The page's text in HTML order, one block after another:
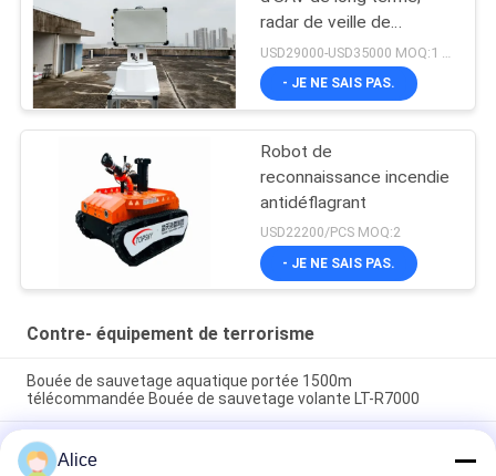
radar de veille de
bourdon
- JE NE SAIS PAS.
Robot de
reconnaissance incendie
antidéflagrant
USD22200/PCS MOQ:2
- JE NE SAIS PAS.
Contre- équipement de terrorisme
Bouée de sauvetage aquatique portée 1500m
télécommandée Bouée de sauvetage volante LT-R7000
Instrument de mesure de la distance laser intrinsèquement
sûr pour l'utilisation des mines à portée de 300 m, sans
Alice